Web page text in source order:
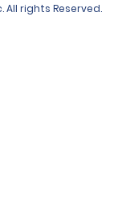
All rights Reserved.